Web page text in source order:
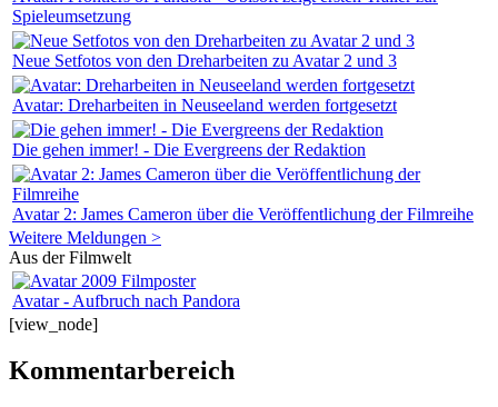
Spieleumsetzung
Neue Setfotos von den Dreharbeiten zu Avatar 2 und 3
Avatar: Dreharbeiten in Neuseeland werden fortgesetzt
Die gehen immer! - Die Evergreens der Redaktion
Avatar 2: James Cameron über die Veröffentlichung der Filmreihe
Weitere Meldungen >
Aus der Filmwelt
Avatar - Aufbruch nach Pandora
[view_node]
Kommentarbereich